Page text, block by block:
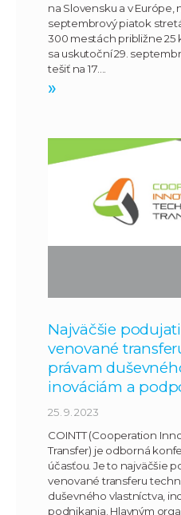
na Slovensku a v
septembrový piatok
300 mestách približne 25
sa uskutoční 29.
tešiť na 17….
»
Najväčšie
venované
právam
inováciám a
25. 9. 2023
COINTT (Cooperation
Transfer) je odborná
účasťou. Je to najväčšie
venované transferu
duševného vlastníctva,
podnikania. Hlavným